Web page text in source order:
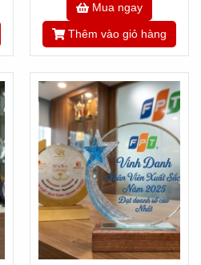
Mua ngay
Thêm vào giỏ hàng